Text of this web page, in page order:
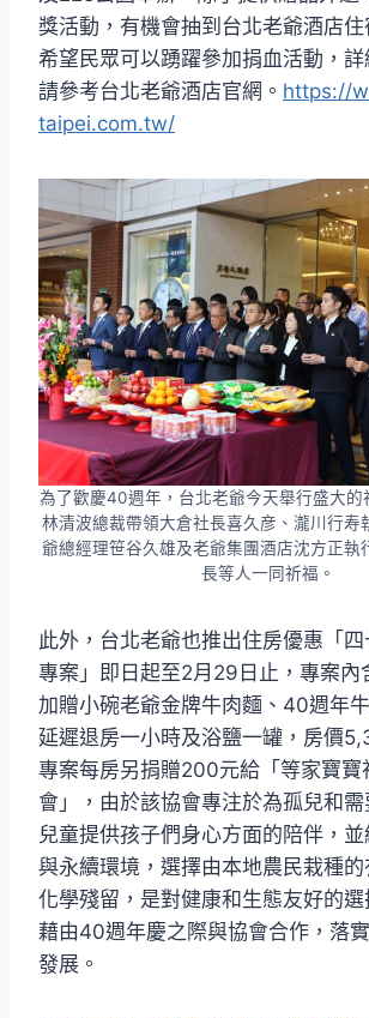
獎活動，有機會抽到台北老爺酒店住
希望民眾可以踴躍參加捐血活動，
請參考台北老爺酒店官網。 https://
taipei.com.tw/
為了歡慶40週年，台北老爺今天舉行盛大的
林清波總裁帶領大倉社長喜久彦、瀧川行寿
爺總經理笹谷久雄及老爺集團酒店沈方正執
長等人一同祈福。
此外，台北老爺也推出住房優惠「
專案」即日起至2月29日止，專案內
加贈小碗老爺金牌牛肉麵、40週年
延遲退房一小時及浴鹽一罐，房價
專案每房另捐贈200元給「等家寶寶
會」，由於該協會專注於為孤兒和
兒童提供孩子們身心方面的陪伴，
與永續環境，選擇由本地農民栽種
化學殘留，是對健康和生態友好的
藉由40週年慶之際與協會合作，落
發展。